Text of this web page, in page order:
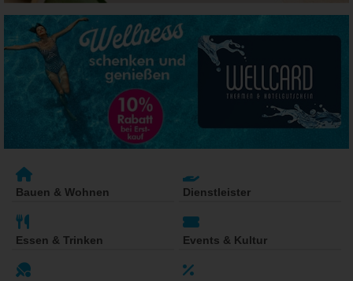
Bauen & Wohnen Dienstleister
Essen & Trinken Events & Kultur